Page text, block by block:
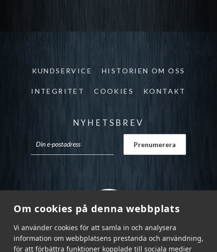
Om cookies på denna webbplats
Vi använder cookies för att samla in och analysera
information om webbplatsens prestanda och användning,
för att förbättra funktioner kopplade till sociala medier
KUNDSERVICE HISTORIEN OM OSS
INTEGRITET COOKIES KONTAKT
NYHETSBREV